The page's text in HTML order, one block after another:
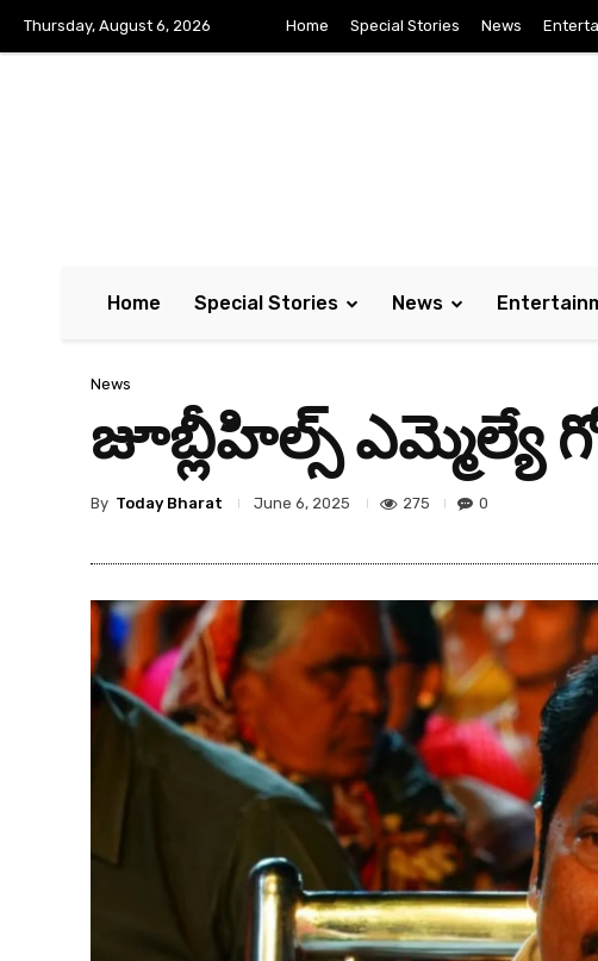
Thursday, August 6, 2026 Home Special Stories News
Home Special Stories News
News
జూబ్లీహిల్స్ ఎమ్మెల్యే
By Today Bharat June 6, 2025 275 0